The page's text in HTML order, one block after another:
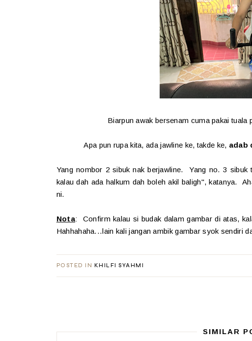
Biarpun awak bersenam cuma pakai tuala
Apa pun rupa kita, ada jawline ke, takde ke, adab
Yang nombor 2 sibuk nak berjawline. Yang no. 3
kalau dah ada halkum dah boleh akil baligh", katanya.
ni.
Nota: Confirm kalau si budak dalam gambar di atas,
Hahhahaha...lain kali jangan ambik gambar syok sendiri
POSTED IN KHILFI SYAHMI
SIMILAR